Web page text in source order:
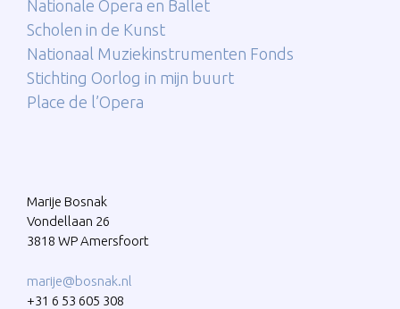
Nationale Opera en Ballet
Scholen in de Kunst
Nationaal Muziekinstrumenten Fonds
Stichting Oorlog in mijn buurt
Place de l’Opera
Marije Bosnak
Vondellaan 26
3818 WP Amersfoort
marije@bosnak.nl
+31 6 53 605 308